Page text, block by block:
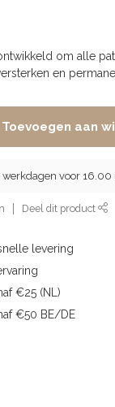
om alle
en
Toevoegen aan
werkdagen voor
Deel dit product
levering
€25 (NL)
€50 BE/DE